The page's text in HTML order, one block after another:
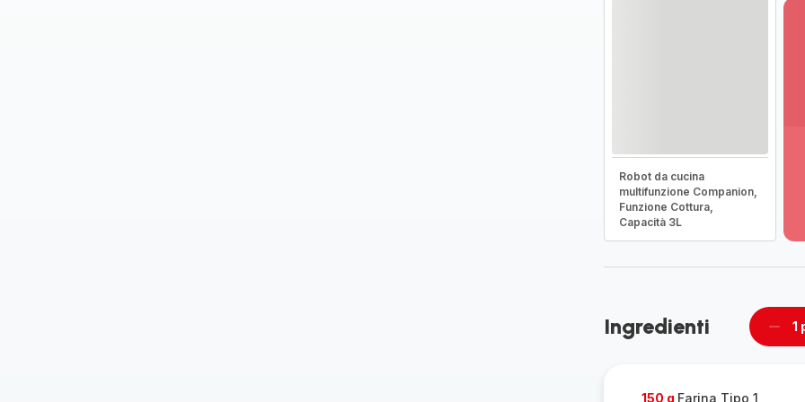
Robot da cucina
multifunzione Companion,
Funzione Cottura,
Capacità 3L
Ingredienti 1
150 g Farina Tipo 1